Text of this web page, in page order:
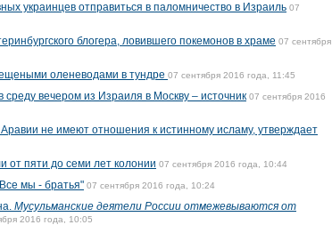
украинцев отправиться в паломничество в Израиль 07
блогера, ловившего покемонов в храме 07 сентября
оленеводами в тундре 07 сентября 2016 года, 11:45
среду вечером из Израиля в Москву – источник 07 сентября 2016
не имеют отношения к истинному исламу, утверждает
от пяти до семи лет колонии 07 сентября 2016 года, 10:44
мы - братья" 07 сентября 2016 года, 10:24
Мусульманские деятели России отмежевываются от
2016 года, 10:05